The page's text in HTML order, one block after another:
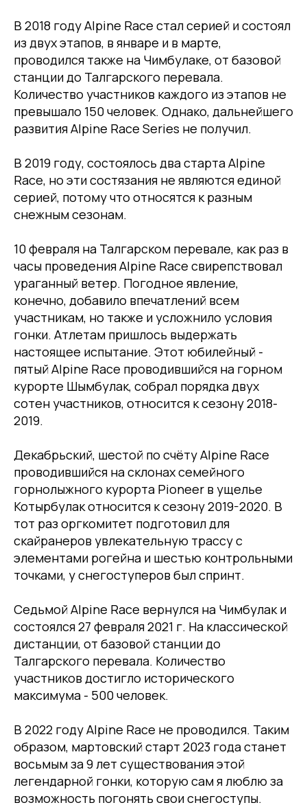
В 2018 году Alpine Race стал серией и состоял
из двух этапов, в январе и в марте,
проводился также на Чимбулаке, от базовой
станции до Талгарского перевала.
Количество участников каждого из этапов не
превышало 150 человек. Однако, дальнейшего
развития Alpine Race Series не получил.
В 2019 году, состоялось два старта Alpine
Race, но эти состязания не являются единой
серией, потому что относятся к разным
снежным сезонам.
10 февраля на Талгарском перевале, как раз в
часы проведения Alpine Race свирепствовал
ураганный ветер. Погодное явление,
конечно, добавило впечатлений всем
участникам, но также и усложнило условия
гонки. Атлетам пришлось выдержать
настоящее испытание. Этот юбилейный -
пятый Alpine Race проводившийся на горном
курорте Шымбулак, собрал порядка двух
сотен участников, относится к сезону 2018-
2019.
Декабрьский, шестой по счёту Alpine Race
проводившийся на склонах семейного
горнолыжного курорта Pioneer в ущелье
Котырбулак относится к сезону 2019-2020. В
тот раз оргкомитет подготовил для
скайранеров увлекательную трассу с
элементами рогейна и шестью контрольными
точками, у снегоступеров был спринт.
Седьмой Alpine Race вернулся на Чимбулак и
состоялся 27 февраля 2021 г. На классической
дистанции, от базовой станции до
Талгарского перевала. Количество
участников достигло исторического
максимума - 500 человек.
В 2022 году Alpine Race не проводился. Таким
образом, мартовский старт 2023 года станет
восьмым за 9 лет существования этой
легендарной гонки, которую сам я люблю за
возможность погонять свои снегоступы.